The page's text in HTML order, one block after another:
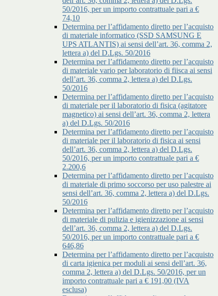
50/2016, per un importo contrattuale pari a €
74,10
Determina per l’affidamento diretto per l’acquisto
di materiale informatico (SSD SAMSUNG E
UPS ATLANTIS) ai sensi dell’art. 36, comma 2,
lettera a) del D.Lgs. 50/2016
Determina per l’affidamento diretto per l’acquisto
di materiale vario per laboratorio di fiisca ai sensi
dell’art. 36, comma 2, lettera a) del D.Lgs.
50/2016
Determina per l’affidamento diretto per l’acquisto
di materiale per il laboratorio di fisica (agitatore
magnetico) ai sensi dell’art. 36, comma 2, lettera
a) del D.Lgs. 50/2016
Determina per l’affidamento diretto per l’acquisto
di materiale per il laboratorio di fisica ai sensi
dell’art. 36, comma 2, lettera a) del D.Lgs.
50/2016, per un importo contrattuale pari a €
2.200,6
Determina per l’affidamento diretto per l’acquisto
di materiale di primo soccorso per uso palestre ai
sensi dell’art. 36, comma 2, lettera a) del D.Lgs.
50/2016
Determina per l’affidamento diretto per l’acquisto
di materiale di pulizia e igienizzazione ai sensi
dell’art. 36, comma 2, lettera a) del D.Lgs.
50/2016, per un importo contrattuale pari a €
646,86
Determina per l’affidamento diretto per l’acquisto
di carta igienica per moduli ai sensi dell’art. 36,
comma 2, lettera a) del D.Lgs. 50/2016, per un
importo contrattuale pari a € 191,00 (IVA
esclusa)